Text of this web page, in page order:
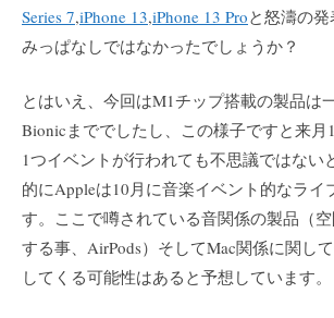
Series 7,iPhone 13,iPhone 13 Proと怒濤の
みっぱなしではなかったでしょうか？
とはいえ、今回はM1チップ搭載の製品は
Bionicまででしたし、この様子ですと来月
1つイベントが行われても不思議ではない
的にAppleは10月に音楽イベント的なライ
す。ここで噂されている音関係の製品（
する事、AirPods）そしてMac関係に関し
してくる可能性はあると予想しています。